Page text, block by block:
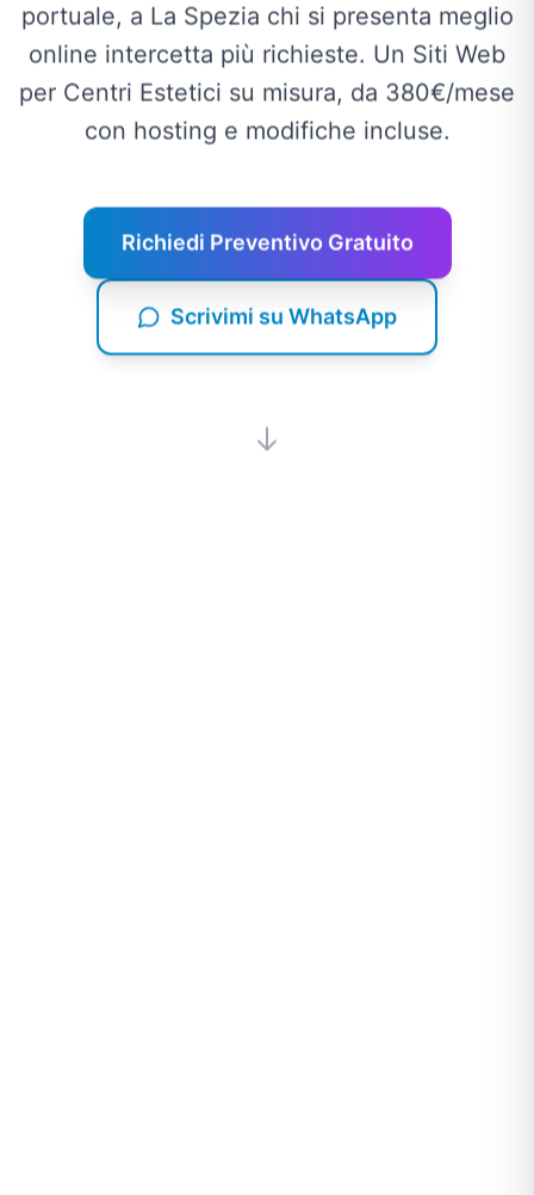
portuale, a La Spezia chi si presenta meglio
online intercetta più richieste. Un Siti Web
per Centri Estetici su misura, da 380€/mese
con hosting e modifiche incluse.
Richiedi Preventivo Gratuito
Scrivimi su WhatsApp